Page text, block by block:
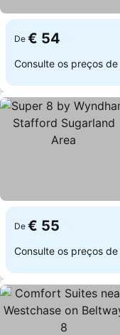
De € 54
Consulte os preços de
De € 55
Consulte os preços de